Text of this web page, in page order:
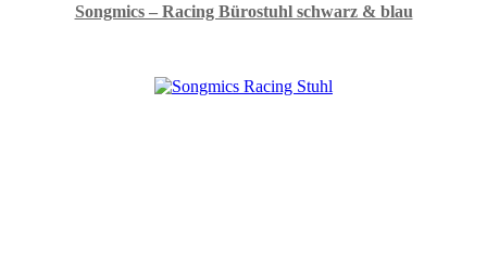
Songmics – Racing Bürostuhl schwarz & blau